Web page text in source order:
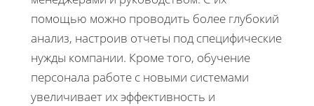
помощью можно проводить более глубокий
анализ, настроив отчеты под специфические
нужды компании. Кроме того, обучение
персонала работе с новыми системами
увеличивает их эффективность и